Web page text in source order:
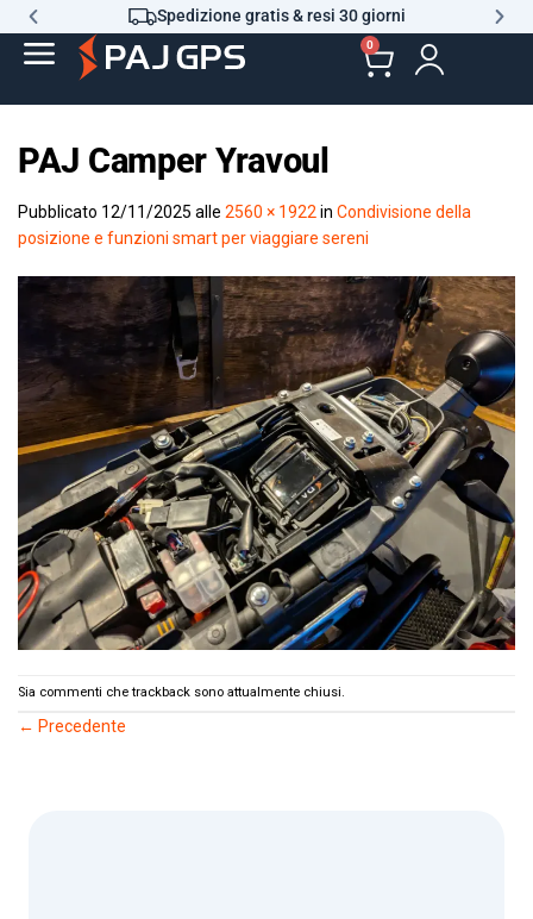
Spedizione gratis & resi 30 giorni
0
PAJ Camper Yravoul
Pubblicato 12/11/2025 alle 2560 × 1922 in Condivisione della
posizione e funzioni smart per viaggiare sereni
Sia commenti che trackback sono attualmente chiusi.
← Precedente